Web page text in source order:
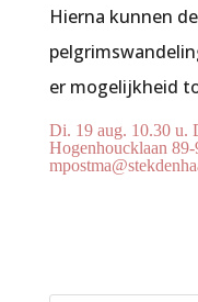
Hierna kunnen
er mogelijkheid
Di. 19 aug. 10.30 u.
Hogenhoucklaan